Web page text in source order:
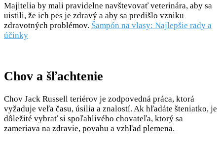
Majitelia by mali pravidelne navštevovať veterinára, aby sa
uistili, že ich pes je zdravý a aby sa predišlo vzniku
zdravotných problémov. Šampón na vlasy: Najlepšie rady a
účinky
Chov a šľachtenie
Chov Jack Russell teriérov je zodpovedná práca, ktorá
vyžaduje veľa času, úsilia a znalostí. Ak hľadáte šteniatko, je
dôležité vybrať si spoľahlivého chovateľa, ktorý sa
zameriava na zdravie, povahu a vzhľad plemena.